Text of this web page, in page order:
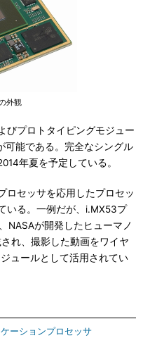
外観
プロトタイピングモジュー
可能である。完全なシングル
年夏を予定している。
セッサを応用したプロセッ
いる。一例だが、i.MX53プ
NASAが開発したヒューマノ
れ、撮影した動画をワイヤ
ュールとして活用されてい
ーションプロセッサ